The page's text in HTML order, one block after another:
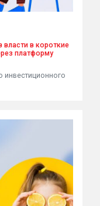
власти в короткие
платформу
инвестиционного